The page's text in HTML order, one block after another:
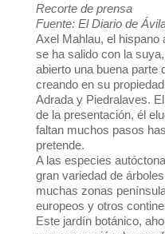
Recorte de prensa
Fuente: El Diario de
Axel Mahlau, el hispano
se ha salido con la
abierto una buena parte
creando en su
Adrada y Piedralaves.
de la presentación, él
faltan muchos pasos
pretende.
A las especies
gran variedad de
muchas zonas
europeos y otros
Este jardín botánico,